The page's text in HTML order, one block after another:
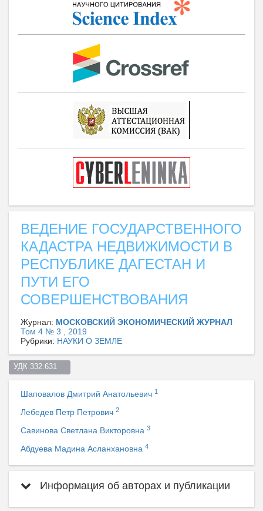
ВЕДЕНИЕ ГОСУДАРСТВЕННОГО
КАДАСТРА НЕДВИЖИМОСТИ В
РЕСПУБЛИКЕ ДАГЕСТАН И
ПУТИ ЕГО
СОВЕРШЕНСТВОВАНИЯ
Журнал: МОСКОВСКИЙ ЭКОНОМИЧЕСКИЙ ЖУРНАЛ
Том 4 № 3 , 2019
Рубрики: НАУКИ О ЗЕМЛЕ
УДК 332.631
Шаповалов Дмитрий Анатольевич 1
Лебедев Петр Петрович 2
Савинова Светлана Викторовна 3
Абдуева Мадина Асланхановна 4
Информация об авторах и публикации